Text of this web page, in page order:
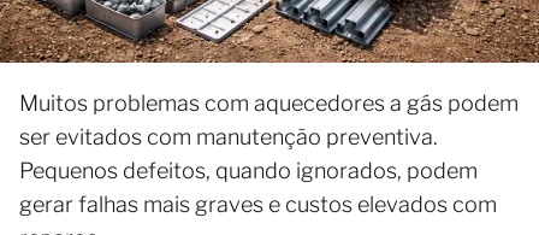
Muitos problemas com aquecedores a gás podem
ser evitados com manutenção preventiva.
Pequenos defeitos, quando ignorados, podem
gerar falhas mais graves e custos elevados com